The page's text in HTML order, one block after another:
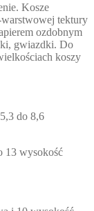
Kosze
warstwowej tektury
ozdobnym
gwiazdki. Do
koszy
do 8,6
13 wysokość